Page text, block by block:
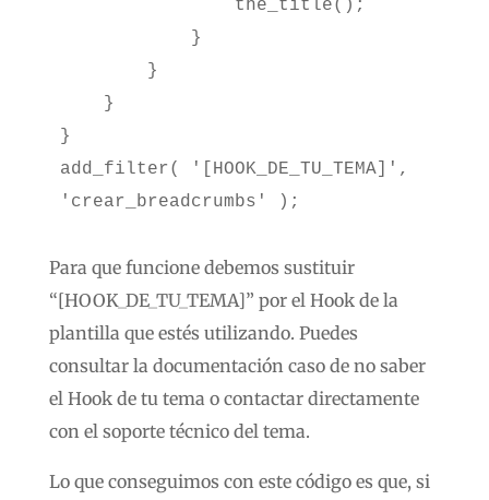
}
add_filter( '[HOOK_DE_TU_TEMA]',
'crear_breadcrumbs' );
Para que funcione debemos sustituir
“[HOOK_DE_TU_TEMA]” por el Hook de la
plantilla que estés utilizando. Puedes
consultar la documentación caso de no saber
el Hook de tu tema o contactar directamente
con el soporte técnico del tema.
Lo que conseguimos con este código es que, si